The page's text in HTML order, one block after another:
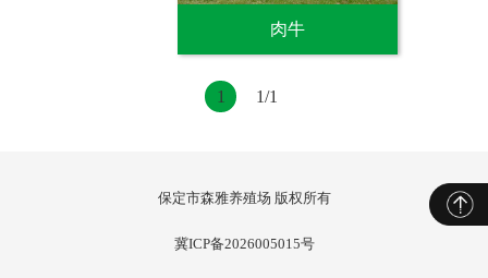
肉牛
1 1/1
保定市森雅养殖场 版权所有
冀ICP备2026005015号